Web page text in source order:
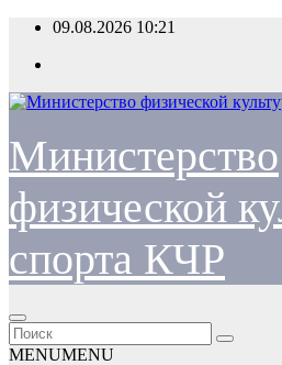
Перейти
содержимому
09.08.2026 10:21
Министерство
физической
спорта КЧР
MENUMENU